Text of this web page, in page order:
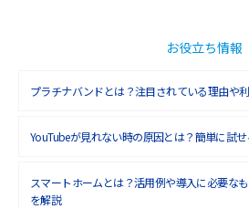
お役立ち情報
プラチナバンドとは？注目されている理由や
YouTubeが見れない時の原因とは？簡単に試
スマートホームとは？活用例や導入に必要な
を解説